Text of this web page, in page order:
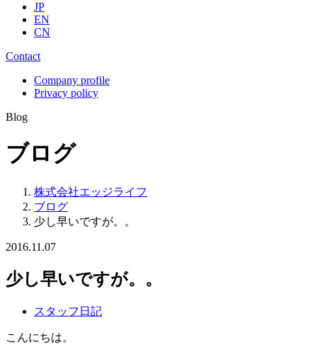
JP
EN
CN
Contact
Company profile
Privacy policy
Blog
ブログ
株式会社エッジライフ
ブログ
少し早いですが。。
2016.11.07
少し早いですが。。
スタッフ日記
こんにちは。